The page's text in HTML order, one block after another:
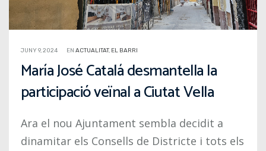
JUNY 9, 2024 EN ACTUALITAT, EL BARRI
María José Catalá desmantella la
participació veïnal a Ciutat Vella
Ara el nou Ajuntament sembla decidit a
dinamitar els Consells de Districte i tots els